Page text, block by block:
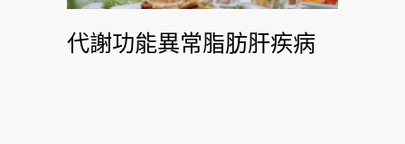
代謝功能異常脂肪肝疾病